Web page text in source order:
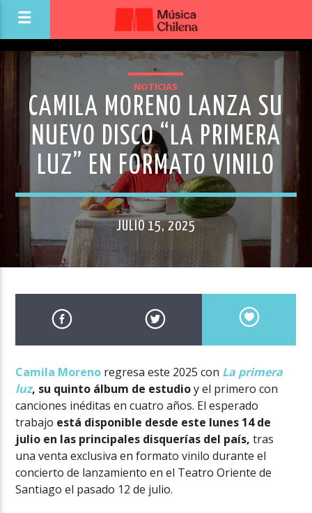
NOTICIAS
CAMILA MORENO LANZA SU
NUEVO DISCO “LA PRIMERA
LUZ” EN FORMATO VINILO
JULIO 15, 2025
Camila Moreno regresa este 2025 con La primera
luz, su quinto álbum de estudioy el primero con
canciones inéditas en cuatro años. El esperado
trabajo está disponible desde este lunes 14 de
julio en las principales disquerías del país, tras
una venta exclusiva en formato vinilo durante el
concierto de lanzamiento en el Teatro Oriente de
Santiago el pasado 12 de julio.